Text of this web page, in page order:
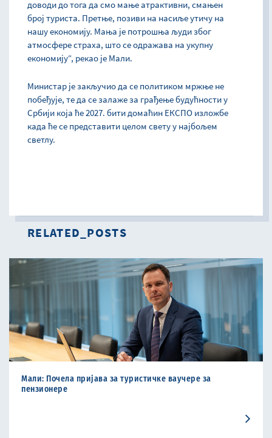
доводи до тога да смо мање атрактивни, смањен
број туриста. Претње, позиви на насиље утичу на
нашу економију. Мања је потрошња људи због
атмосфере страха, што се одражава на укупну
економију“, рекао је Мали.
Министар је закључио да се политиком мржње не
побеђује, те да се залаже за грађење будућности у
Србији која ће 2027. бити домаћин ЕКСПО изложбе
када ће се представити целом свету у најбољем
светлу.
RELATED_POSTS
Мали: Почела пријава за туристичке ваучере за
пензиoнере